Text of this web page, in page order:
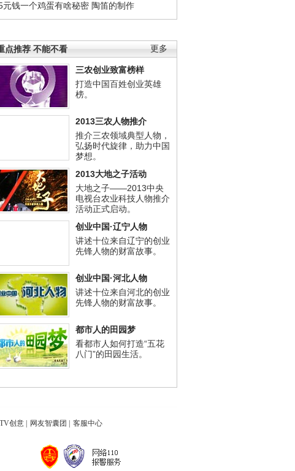
元钱一个鸡蛋有啥秘密 陶笛的制作
更多
点推荐 不能不看
三农创业致富榜样
打造中国百姓创业英雄
榜。
2013三农人物推介
推介三农领域典型人物，
弘扬时代旋律，助力中国
梦想。
2013大地之子活动
大地之子——2013中央
电视台农业科技人物推介
活动正式启动。
创业中国·辽宁人物
讲述十位来自辽宁的创业
先锋人物的财富故事。
创业中国·河北人物
讲述十位来自河北的创业
先锋人物的财富故事。
都市人的田园梦
看都市人如何打造“五花
八门”的田园生活。
创意 网友智囊团 客服中心